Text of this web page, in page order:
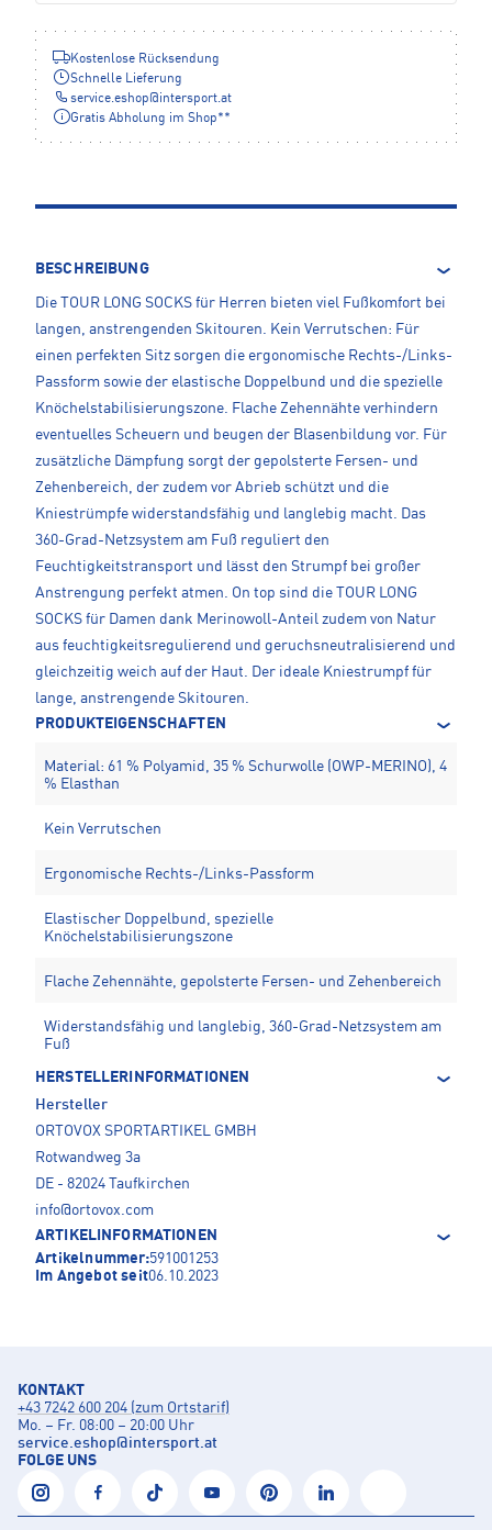
Kostenlose Rücksendung
Schnelle Lieferung
service.eshop@intersport.at
Gratis Abholung im Shop**
BESCHREIBUNG
Die TOUR LONG SOCKS für Herren bieten viel Fußkomfort bei
langen, anstrengenden Skitouren. Kein Verrutschen: Für
einen perfekten Sitz sorgen die ergonomische Rechts-/Links-
Passform sowie der elastische Doppelbund und die spezielle
Knöchelstabilisierungszone. Flache Zehennähte verhindern
eventuelles Scheuern und beugen der Blasenbildung vor. Für
zusätzliche Dämpfung sorgt der gepolsterte Fersen- und
Zehenbereich, der zudem vor Abrieb schützt und die
Kniestrümpfe widerstandsfähig und langlebig macht. Das
360-Grad-Netzsystem am Fuß reguliert den
Feuchtigkeitstransport und lässt den Strumpf bei großer
Anstrengung perfekt atmen. On top sind die TOUR LONG
SOCKS für Damen dank Merinowoll-Anteil zudem von Natur
aus feuchtigkeitsregulierend und geruchsneutralisierend und
gleichzeitig weich auf der Haut. Der ideale Kniestrumpf für
lange, anstrengende Skitouren.
PRODUKTEIGENSCHAFTEN
Material: 61 % Polyamid, 35 % Schurwolle (OWP-MERINO), 4
% Elasthan
Kein Verrutschen
Ergonomische Rechts-/Links-Passform
Elastischer Doppelbund, spezielle
Knöchelstabilisierungszone
Flache Zehennähte, gepolsterte Fersen- und Zehenbereich
Widerstandsfähig und langlebig, 360-Grad-Netzsystem am
Fuß
HERSTELLERINFORMATIONEN
Hersteller
ORTOVOX SPORTARTIKEL GMBH
Rotwandweg 3a
DE - 82024 Taufkirchen
info@ortovox.com
ARTIKELINFORMATIONEN
Artikelnummer:591001253
Im Angebot seit06.10.2023
KONTAKT
+43 7242 600 204 (zum Ortstarif)
Mo. – Fr. 08:00 – 20:00 Uhr
service.eshop@intersport.at
FOLGE UNS